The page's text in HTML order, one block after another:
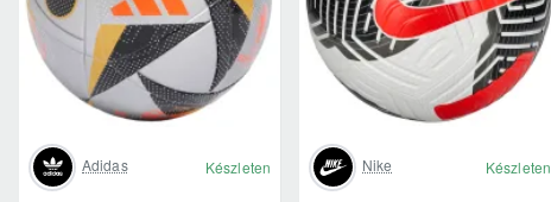
Adidas Készleten Nike Készleten